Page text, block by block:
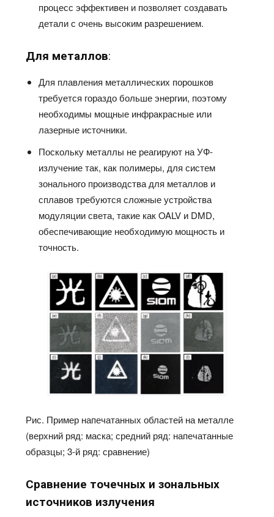
процесс эффективен и позволяет создавать
детали с очень высоким разрешением.
Для металлов:
Для плавления металлических порошков
требуется гораздо больше энергии, поэтому
необходимы мощные инфракрасные или
лазерные источники.
Поскольку металлы не реагируют на УФ-
излучение так, как полимеры, для систем
зонального производства для металлов и
сплавов требуются сложные устройства
модуляции света, такие как OALV и DMD,
обеспечивающие необходимую мощность и
точность.
Рис. Пример напечатанных областей на металле
(верхний ряд: маска; средний ряд: напечатанные
образцы; 3-й ряд: сравнение)
Сравнение точечных и зональных
источников излучения